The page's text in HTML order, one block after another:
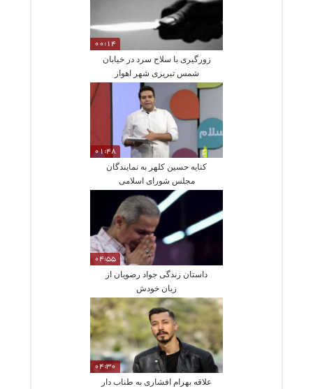
00:14
زورگیری با سلاح سرد در خیابان
شمس تبریزی شهر اهواز
01:48
کنایه حسین کلهر به نمایندگان
مجلس شورای اسلامی
04:55
داستان زندگی جواد رضویان از
زبان خودش
04:30
علاقه بهرام افشاری به طناب دار